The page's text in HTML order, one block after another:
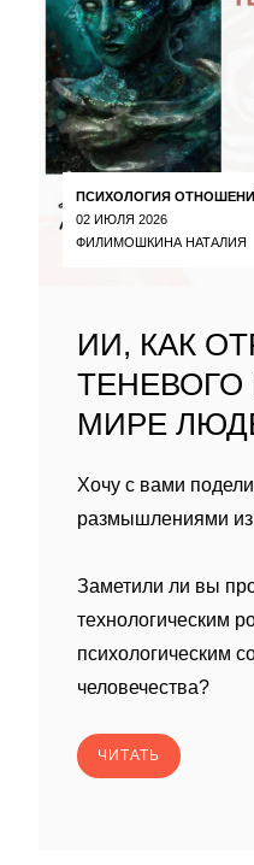
ПСИХОЛОГИЯ
02 ИЮЛЯ 2026
ФИЛИМОШКИНА НАТАЛИЯ
ИИ, КАК
МИРЕ
Хочу с вами
размышлениями из
Заметили ли вы
технологическим
психологическим
человечества?
ЧИТАТЬ